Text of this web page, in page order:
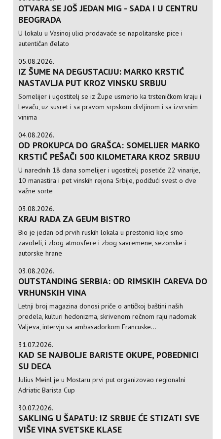
OTVARA SE JOŠ JEDAN MIG - SADA I U CENTRU
BEOGRADA
U lokalu u Vasinoj ulici prodavaće se napolitanske pice i
autentičan đelato
05.08.2026.
IZ ŠUME NA DEGUSTACIJU: MARKO KRSTIĆ
NASTAVLJA PUT KROZ VINSKU SRBIJU
Somelijer i ugostitelj se iz Župe usmerio ka trsteničkom kraju i
Levaču, uz susret i sa pravom srpskom divljinom i sa izvrsnim
vinima
04.08.2026.
OD PROKUPCA DO GRAŠCA: SOMELIJER MARKO
KRSTIĆ PEŠAČI 500 KILOMETARA KROZ SRBIJU
U narednih 18 dana somelijer i ugostitelj posetiće 22 vinarije,
10 manastira i pet vinskih rejona Srbije, podižući svest o dve
važne sorte
03.08.2026.
KRAJ RADA ZA GEUM BISTRO
Bio je jedan od prvih ruskih lokala u prestonici koje smo
zavoleli, i zbog atmosfere i zbog savremene, sezonske i
autorske hrane
03.08.2026.
OUTSTANDING SERBIA: OD RIMSKIH CAREVA DO
VRHUNSKIH VINA
Letnji broj magazina donosi priče o antičkoj baštini naših
predela, kulturi hedonizma, skrivenom rečnom raju nadomak
Valjeva, intervju sa ambasadorkom Francuske...
31.07.2026.
KAD SE NAJBOLJE BARISTE OKUPE, POBEDNICI
SU DECA
Julius Meinl je u Mostaru prvi put organizovao regionalni
Adriatic Barista Cup
30.07.2026.
SAKLING U ŠAPATU: IZ SRBIJE ĆE STIZATI SVE
VIŠE VINA SVETSKE KLASE